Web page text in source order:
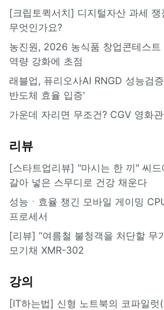
[크립토퀵서치] 디지털자산 과세 쟁
무엇인가요?
농진원, 2026 농식품 창업콘테스트
역량 강화에 초점
래블업, 퓨리오사AI RNGD 성능검증
반도체 효율 입증'
가운데 자리면 무조건? CGV 영화
리뷰
[스타트업리뷰] "마시는 한 끼" 씨드
갈아 넣은 스무디로 건강 채운다
성능ㆍ효율 챙긴 모바일 게이밍
프로세서
[리뷰] “여름철 불청객을 처단할 무
모기채 XMR-302
강의
[IT하는법] 신형 노트북의 코파일럿